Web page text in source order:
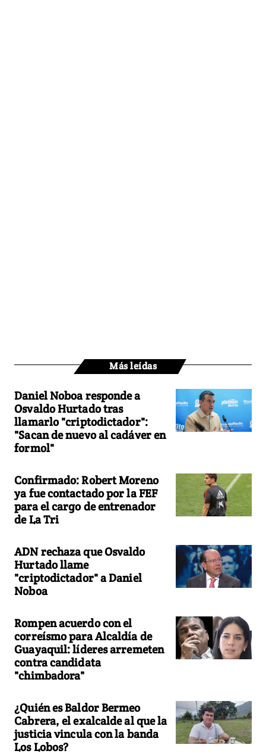
Más leídas
Daniel Noboa responde a
Osvaldo Hurtado tras
llamarlo "criptodictador":
"Sacan de nuevo al cadáver en
formol"
Confirmado: Robert Moreno
ya fue contactado por la FEF
para el cargo de entrenador
de La Tri
ADN rechaza que Osvaldo
Hurtado llame
"criptodictador" a Daniel
Noboa
Rompen acuerdo con el
correísmo para Alcaldía de
Guayaquil: líderes arremeten
contra candidata
"chimbadora"
¿Quién es Baldor Bermeo
Cabrera, el exalcalde al que la
justicia vincula con la banda
Los Lobos?